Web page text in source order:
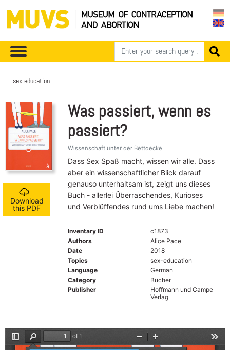
sex-education
Download
this PDF
Was passiert, wenn es
passiert?
Wissenschaft unter der Bettdecke
Dass Sex Spaß macht, wissen wir alle. Dass
aber ein wissenschaftlicher Blick darauf
genauso unterhaltsam ist, zeigt uns dieses
Buch - allerlei Überraschendes, Kurioses
und Verblüffendes rund ums Liebe machen!
Inventary ID
c1873
Authors
Alice Pace
Date
2018
Topics
sex-education
Language
German
Category
Bücher
Publisher
Hoffmann und Campe
Verlag